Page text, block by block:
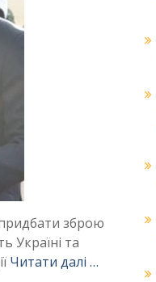
зброю
Україні та
Читати далі …